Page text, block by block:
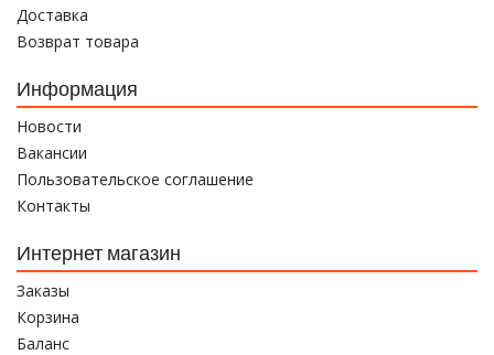
Доставка
Возврат товара
Информация
Новости
Вакансии
Пользовательское соглашение
Контакты
Интернет магазин
Заказы
Корзина
Баланс